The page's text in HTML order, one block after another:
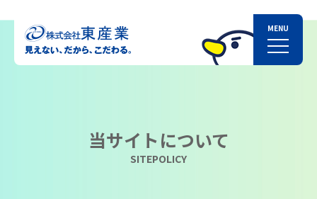
当サイトについて
SITEPOLICY